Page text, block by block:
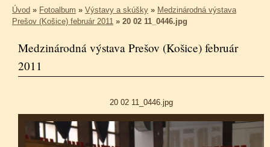
Úvod » Fotoalbum » Výstavy a skúšky » Medzinárodná výstava
Prešov (Košice) február 2011 » 20 02 11_0446.jpg
Medzinárodná výstava Prešov (Košice) február
2011
20 02 11_0446.jpg